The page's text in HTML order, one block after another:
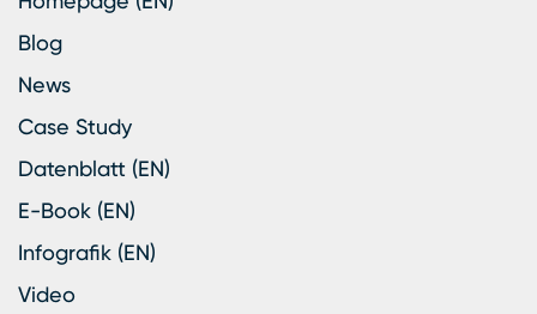
Blog
News
Case Study
Datenblatt (EN)
E-Book (EN)
Infografik (EN)
Video